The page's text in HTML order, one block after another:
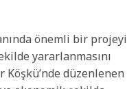
önemli bir projeyi
yararlanmasını
Köşkü’nde düzenlenen